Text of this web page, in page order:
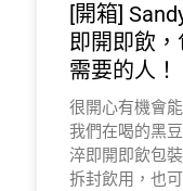
[開箱]
即開即飲
需要的人！
很開心有機會
我們在喝的黑
淬即開即飲包
拆封飲用，也